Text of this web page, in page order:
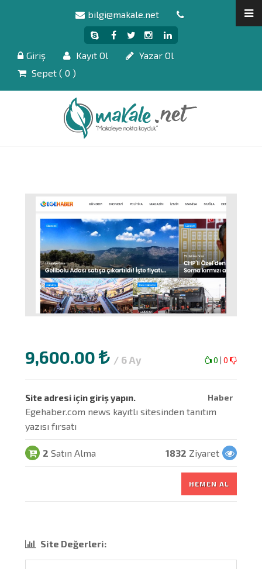
bilgi@makale.net
Giriş Kayıt Ol
Yazar Ol
Sepet ( 0 )
9,600.00 / 6 Ay 0 | 0
Site adresi için giriş yapın. Haber
Egehaber.com news kayıtlı sitesinden tanıtım
yazısı fırsatı
2 Satın Alma 1832 Ziyaret
HEMEN AL
Site Değerleri: